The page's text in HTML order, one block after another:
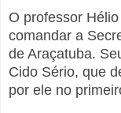
O professor
comandar a
de Araçatuba.
Cido Sério, que
por ele no